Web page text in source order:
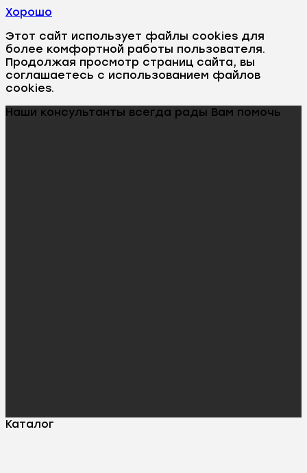
Хорошо
Этот сайт использует файлы cookies для
более комфортной работы пользователя.
Продолжая просмотр страниц сайта, вы
соглашаетесь с использованием файлов
cookies.
Наши консультанты всегда рады Вам помочь
Каталог